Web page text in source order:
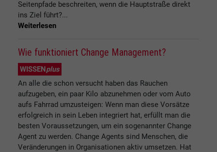
Seitenpfade beschreiten, wenn die Hauptstraße direkt
ins Ziel führt?...
Weiterlesen
Wie funktioniert Change Management?
WISSENplus
An alle die schon versucht haben das Rauchen
aufzugeben, ein paar Kilo abzunehmen oder vom Auto
aufs Fahrrad umzusteigen: Wenn man diese Vorsätze
erfolgreich in sein Leben integriert hat, erfüllt man die
besten Voraussetzungen, um ein sogenannter Change
Agent zu werden. Change Agents sind Menschen, die
Veränderungen in Organisationen aktiv umsetzen. Hat